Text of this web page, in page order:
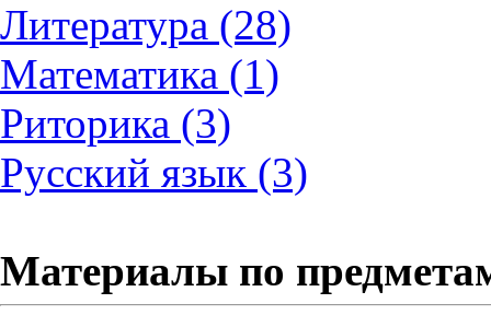
Литература (28)
Математика (1)
Риторика (3)
Русский язык (3)
Материалы по